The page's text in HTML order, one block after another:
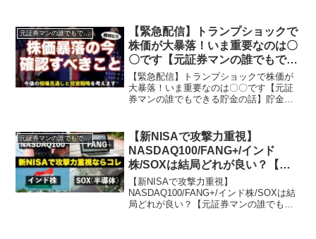
申します。このチャンネルでは元証券マ
ンの視点から、誰でもで...
元証券マンの誰でもできる貯金の話
【緊急配信】トランプショックで
株価が大暴落！いま重要なのは〇
〇です【元証券マンの誰でもでき
る貯金の話】
【緊急配信】トランプショックで株価が
大暴落！いま重要なのは〇〇です【元証
券マンの誰でもできる貯金の話】貯金・
す。このチャンネルでは元証券マンの視
点から、誰でもできる貯金...
元証券マンの誰でもできる貯金の話
【新NISAで攻撃力重視】
NASDAQ100/FANG+/インド
株/SOXは結局どれが良い？【元
証券マンの誰でもできる貯金の
話】
【新NISAで攻撃力重視】
NASDAQ100/FANG+/インド株/SOXは結
局どれが良い？【元証券マンの誰でもで